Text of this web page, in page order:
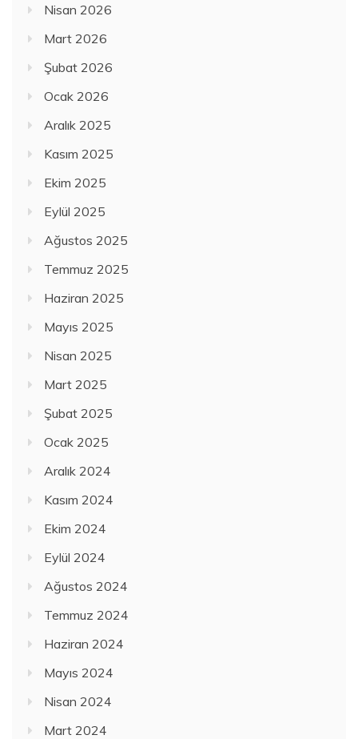
Nisan 2026
Mart 2026
Şubat 2026
Ocak 2026
Aralık 2025
Kasım 2025
Ekim 2025
Eylül 2025
Ağustos 2025
Temmuz 2025
Haziran 2025
Mayıs 2025
Nisan 2025
Mart 2025
Şubat 2025
Ocak 2025
Aralık 2024
Kasım 2024
Ekim 2024
Eylül 2024
Ağustos 2024
Temmuz 2024
Haziran 2024
Mayıs 2024
Nisan 2024
Mart 2024